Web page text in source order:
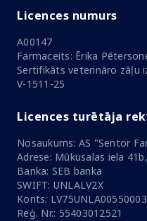
Licences numurs
A00147
Farmaceits: Ērika
Sertifikāts veterināro zāļu
V-1511-25
Licences turētāja
Nosaukums: AS "Sentor
Adrese: Mūkusalas iela
Banka: SEB banka
SWIFT: UNLALV2X
Konts:
Reģ. Nr.: 55403012521